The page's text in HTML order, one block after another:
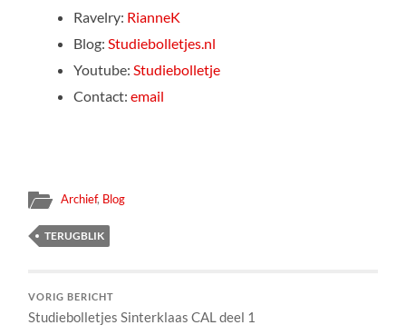
Ravelry: RianneK
Blog:Studiebolletjes.nl
Youtube:Studiebolletje
Contact:email
Archief, Blog
TERUGBLIK
VORIG BERICHT
Studiebolletjes Sinterklaas CAL deel 1